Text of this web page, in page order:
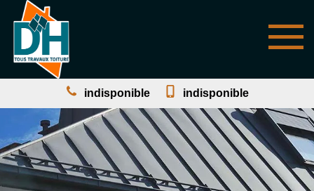
indisponible indisponible